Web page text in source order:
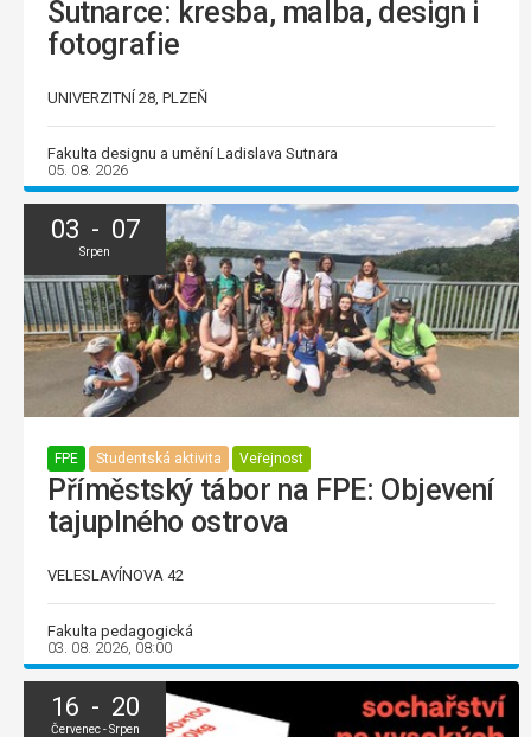
Sutnarce: kresba, malba, design i
fotografie
UNIVERZITNÍ 28, PLZEŇ
Fakulta designu a umění Ladislava Sutnara
05. 08. 2026
03 - 07
Srpen
FPE Studentská aktivita Veřejnost
Příměstský tábor na FPE: Objevení
tajuplného ostrova
VELESLAVÍNOVA 42
Fakulta pedagogická
03. 08. 2026, 08:00
16 - 20
Červenec - Srpen